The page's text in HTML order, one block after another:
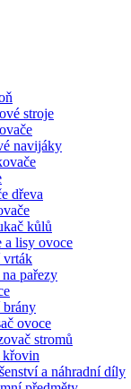
stroje
navijáky
dřeva
kůlů
a lisy ovoce
vrták
pařezy
ovoce
stromů
křovin
a náhradní díly